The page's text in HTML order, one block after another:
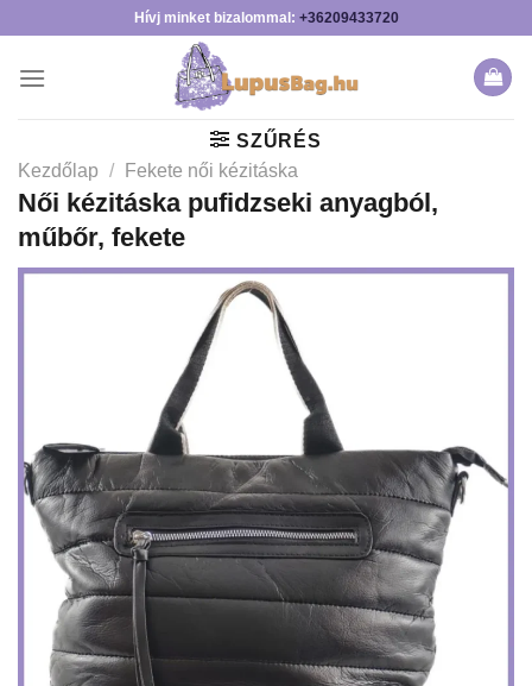
content
Hívj minket bizalommal: +36209433720
SZŰRÉS
Kezdőlap / Fekete női kézitáska
Női kézitáska pufidzseki anyagból,
műbőr, fekete